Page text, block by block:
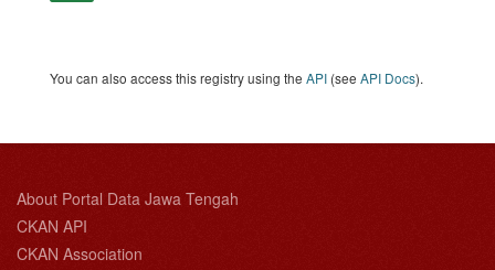
You can also access this registry using the API (see API Docs).
About Portal Data Jawa Tengah
CKAN API
CKAN Association